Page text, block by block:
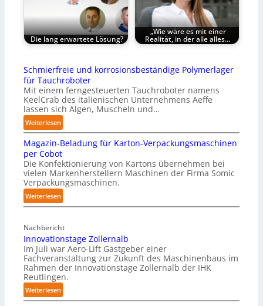
Die lang erwartete Lösung?
„Wie wäre es mit einer
Realität, in der alle alles…
Schmierfreie und korrosionsbeständige Polymerlager
für Tauchroboter
Mit einem ferngesteuerten Tauchroboter namens
KeelCrab des italienischen Unternehmens Aeffe
lassen sich Algen, Muscheln und…
Weiterlesen:
S
c
h
m
i
e
r
e
i
e
u
n
d
k
Magazin-Beladung für Karton-Verpackungsmaschinen
per Cobot
Die Konfektionierung von Kartons übernehmen bei
vielen Markenherstellern Maschinen der Firma Somic
Verpackungsmaschinen.
Weiterlesen:
M
g
a
z
n
-
B
Nachbericht
Innovationstage Zollernalb
Im Juli war Aero-Lift Gastgeber einer
Fachveranstaltung zur Zukunft des Maschinenbaus im
Rahmen der Innovationstage Zollernalb der IHK
Reutlingen.
Weiterlesen:
I